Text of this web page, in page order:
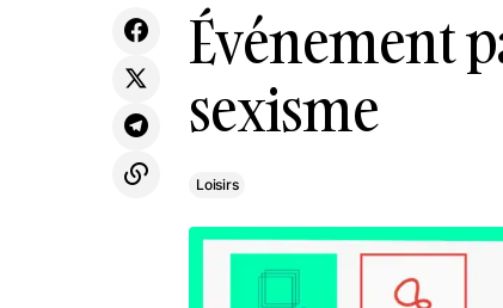
Événement
sexisme
Loisirs